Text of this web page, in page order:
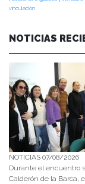
vinculación
NOTICIAS
NOTICIAS 07/08/2026
Durante el encuentro
Calderón de la Barca,